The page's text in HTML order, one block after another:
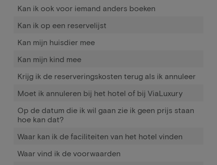
Kan ik ook voor iemand anders boeken
Kan ik op een reservelijst
Kan mijn huisdier mee
Kan mijn kind mee
Krijg ik de reserveringskosten terug als ik annuleer
Moet ik annuleren bij het hotel of bij ViaLuxury
Op de datum die ik wil gaan zie ik geen prijs staan
hoe kan dat?
Waar kan ik de faciliteiten van het hotel vinden
Waar vind ik de voorwaarden